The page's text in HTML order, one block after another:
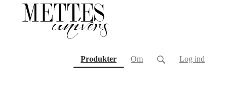
Produkter(current)
Om Log ind